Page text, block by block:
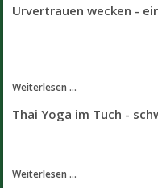
Urvertrauen wecken -
Weiterlesen ...
Thai Yoga im Tuch -
Weiterlesen ...